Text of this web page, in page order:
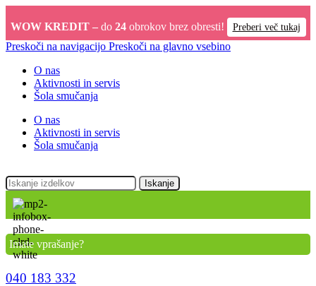
WOW KREDIT – do 24obrokov brez obresti! Preberi več tukaj
Preskoči na navigacijo Preskoči na glavno vsebino
O nas
Aktivnosti in servis
Šola smučanja
O nas
Aktivnosti in servis
Šola smučanja
Iskanje
Imate vprašanje?
040 183 332